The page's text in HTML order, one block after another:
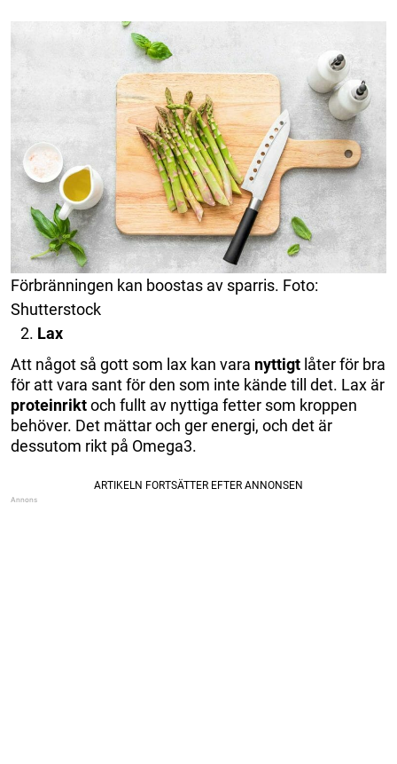
Förbränningen kan boostas av sparris. Foto:
Shutterstock
Lax
Att något så gott som lax kan vara nyttigt låter för bra
för att vara sant för den som inte kände till det. Lax är
proteinriktoch fullt av nyttiga fetter som kroppen
behöver. Det mättar och ger energi, och det är
dessutom rikt på Omega3.